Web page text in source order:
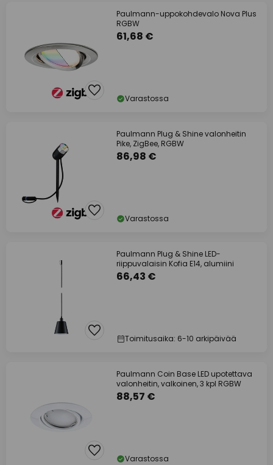
Paulmann-uppokohdevalo Nova Plus
RGBW
61,68 €
Varastossa
Paulmann Plug & Shine valonheitin
Pike, ZigBee, RGBW
86,98 €
Varastossa
Paulmann Plug & Shine LED-
riippuvalaisin Kofia E14, alumiini
66,43 €
Toimitusaika: 6-10 arkipäivää
Paulmann Coin Base LED upotettava
valonheitin, valkoinen, 3 kpl RGBW
88,57 €
Varastossa